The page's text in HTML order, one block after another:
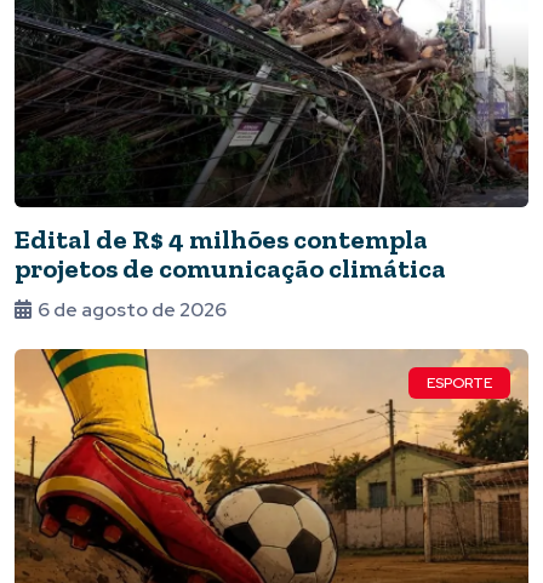
Edital de R$ 4 milhões contempla
projetos de comunicação climática
6 de agosto de 2026
ESPORTE